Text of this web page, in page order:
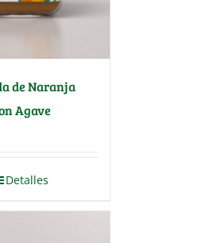
de Naranja
Agave
Detalles